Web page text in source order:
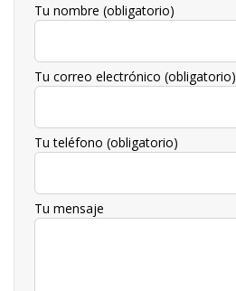
Tu nombre (obligatorio)
Tu correo electrónico (obligatorio)
Tu teléfono (obligatorio)
Tu mensaje